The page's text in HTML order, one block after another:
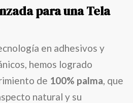
para una Tela
en adhesivos y
hemos logrado
de 100% palma , que
natural y su